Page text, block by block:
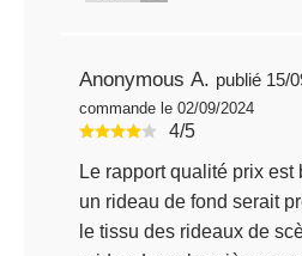
Anonymous A. publié
commande le 02/09/2024
4/5
Le rapport qualité prix est
un rideau de fond serait
le tissu des rideaux de